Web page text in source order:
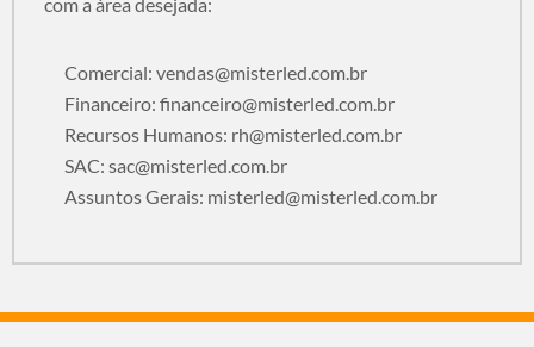
Comercial: vendas@misterled.com.br
Financeiro: financeiro@misterled.com.br
Recursos Humanos: rh@misterled.com.br
SAC: sac@misterled.com.br
Assuntos Gerais: misterled@misterled.com.br